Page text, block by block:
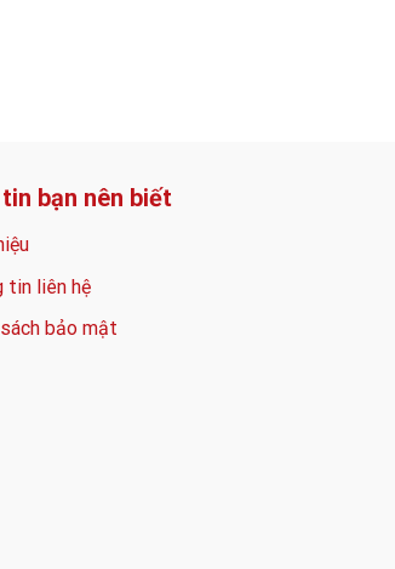
bạn nên biết
tin liên hệ
bảo mật